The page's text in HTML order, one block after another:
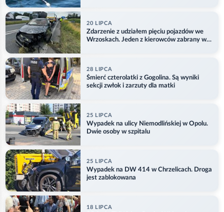
20 LIPCA
Zdarzenie z udziałem pięciu pojazdów we
Wrzoskach. Jeden z kierowców zabrany w
28 LIPCA
Śmierć czterolatki z Gogolina. Są wyniki
sekcji zwłok i zarzuty dla matki
25 LIPCA
Wypadek na ulicy Niemodlińskiej w Opolu.
Dwie osoby w szpitalu
25 LIPCA
Wypadek na DW 414 w Chrzelicach. Droga
jest zablokowana
18 LIPCA